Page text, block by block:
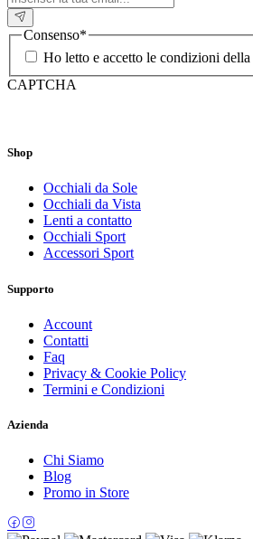
Consenso*
Ho letto e accetto le condizioni della
CAPTCHA
Shop
Occhiali da Sole
Occhiali da Vista
Lenti a contatto
Occhiali Sport
Accessori Sport
Supporto
Account
Contatti
Faq
Privacy & Cookie Policy
Termini e Condizioni
Azienda
Chi Siamo
Blog
Promo in Store